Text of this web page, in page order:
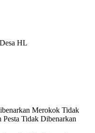
HL
Merokok Tidak
Pesta Tidak Dibenarkan